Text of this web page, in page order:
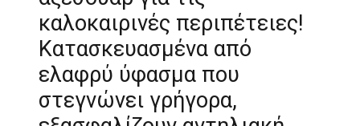
καλοκαιρινές περιπέτειες!
Κατασκευασμένα από
ελαφρύ ύφασμα που
στεγνώνει γρήγορα,